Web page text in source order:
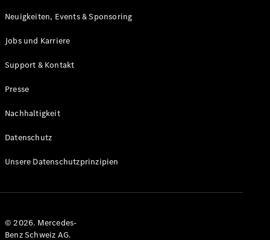
Neuigkeiten, Events & Sponsoring
Jobs und Karriere
Support & Kontakt
Presse
Nachhaltigkeit
Datenschutz
Unsere Datenschutzprinzipien
© 2026. Mercedes-
Benz Schweiz AG.